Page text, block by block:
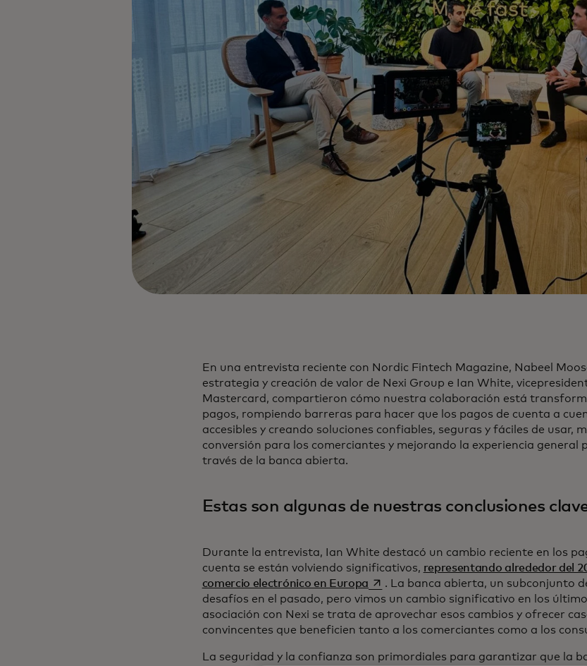
En una entrevista reciente con Nordic Fintech Magazine, Nabeel
estrategia y creación de valor de Nexi Group e Ian White,
Mastercard, compartieron cómo nuestra colaboración está
pagos, rompiendo barreras para hacer que los pagos de cuenta a
accesibles y creando soluciones confiables, seguras y fáciles de usar,
conversión para los comerciantes y mejorando la experiencia general
través de la banca abierta.
Estas son algunas de nuestras conclusiones
Durante la entrevista, Ian White destacó un cambio reciente en los
cuenta se están volviendo significativos, representando alrededor del
comercio electrónico en Europa se abre en una pestaña nueva
. La banca abierta, un subconjunto
desafíos en el pasado, pero vimos un cambio significativo en los
asociación con Nexi se trata de aprovechar esos cambios y ofrecer
convincentes que beneficien tanto a los comerciantes como a los
La seguridad y la confianza son primordiales para garantizar que la